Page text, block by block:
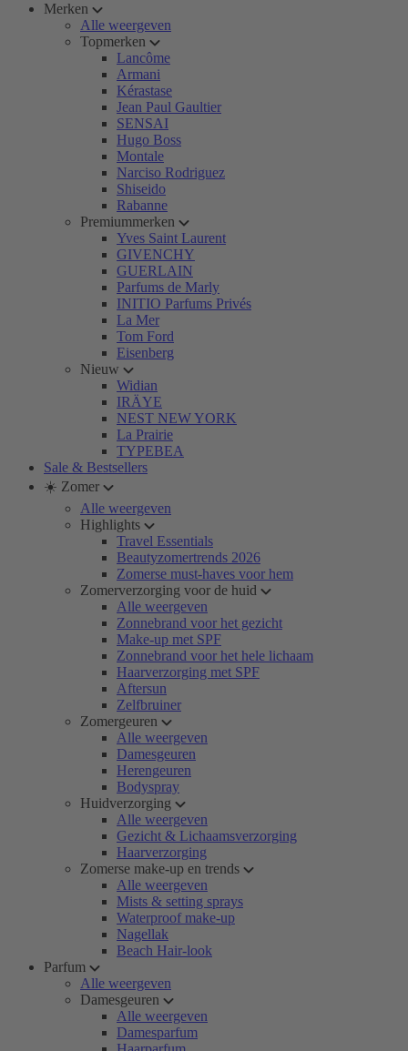
Merken
Alle weergeven
Topmerken
Lancôme
Armani
Kérastase
Jean Paul Gaultier
SENSAI
Hugo Boss
Montale
Narciso Rodriguez
Shiseido
Rabanne
Premiummerken
Yves Saint Laurent
GIVENCHY
GUERLAIN
Parfums de Marly
INITIO Parfums Privés
La Mer
Tom Ford
Eisenberg
Nieuw
Widian
IRÄYE
NEST NEW YORK
La Prairie
TYPEBEA
Sale & Bestsellers
☀️ Zomer
Alle weergeven
Highlights
Travel Essentials
Beautyzomertrends 2026
Zomerse must-haves voor hem
Zomerverzorging voor de huid
Alle weergeven
Zonnebrand voor het gezicht
Make-up met SPF
Zonnebrand voor het hele lichaam
Haarverzorging met SPF
Aftersun
Zelfbruiner
Zomergeuren
Alle weergeven
Damesgeuren
Herengeuren
Bodyspray
Huidverzorging
Alle weergeven
Gezicht & Lichaamsverzorging
Haarverzorging
Zomerse make-up en trends
Alle weergeven
Mists & setting sprays
Waterproof make-up
Nagellak
Beach Hair-look
Parfum
Alle weergeven
Damesgeuren
Alle weergeven
Damesparfum